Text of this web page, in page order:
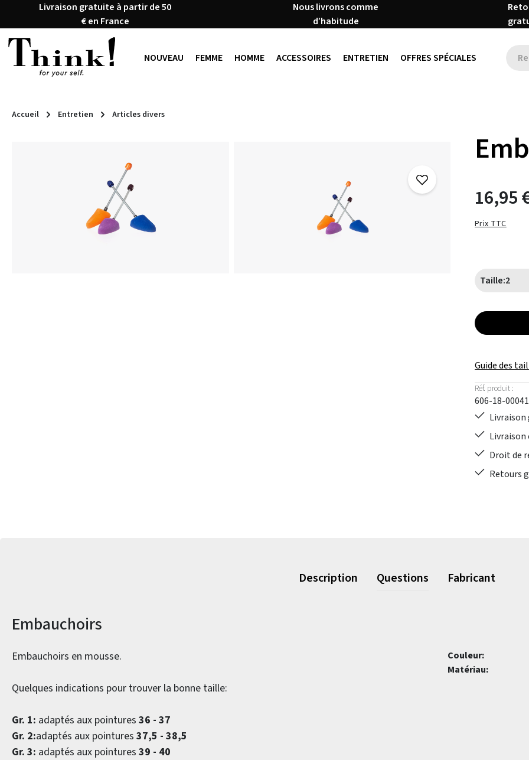
au contenu principal
Passer à la recherche
Passer à la navigation principale
Livraison gratuite à partir de 50
€ en France
Nous livrons comme
d’habitude
NOUVEAU FEMME HOMME ACCESSOIRES ENTRETIEN OFFRES SPÉCIALES
Accueil Entretien Articles divers
16,95
Prix TTC
Taille:2
Guide des
Réf. produit :
606-18-
Livraison
Livraison
Droit de
Retours
Description Questions Fabricant
Informations sur le produit
Embauchoirs
Embauchoirs en mousse.
Quelques indications pour trouver la bonne taille:
Gr. 1: adaptés aux pointures 36 - 37
Gr. 2:adaptés aux pointures 37,5 - 38,5
Gr. 3: adaptés aux pointures 39 - 40
Couleur:
Matériau: